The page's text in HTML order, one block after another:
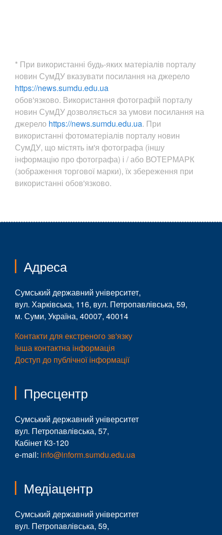
* При використанні будь-яких матеріалів порталу
новин СумДУ вказувати посилання на джерело
https://news.sumdu.edu.ua
обов'язково. Використання фотографій порталу
новин СумДУ дозволяється за умови посилання на
джерело https://news.sumdu.edu.ua. При
використанні фотоматеріалів порталу новин
СумДУ, що містять ім'я фотографа (іншу
інформацію про фотографа) і / або ВОТЕРМАРК
(зображення торгової марки), їх збереження при
використанні обов'язково.
Адреса
Сумський державний університет,
вул. Харківська, 116, вул. Петропавлівська, 59,
м. Суми, Україна, 40007, 40014
Контакти для екстреного зв'язку
Інша контактна інформація
Доступ до публічної інформації
Пресцентр
Сумський державний університет
вул. Петропавлівська, 57,
Кабінет К3-120
e-mail: info@inform.sumdu.edu.ua
Медіацентр
Сумський державний університет
вул. Петропавлівська, 59,